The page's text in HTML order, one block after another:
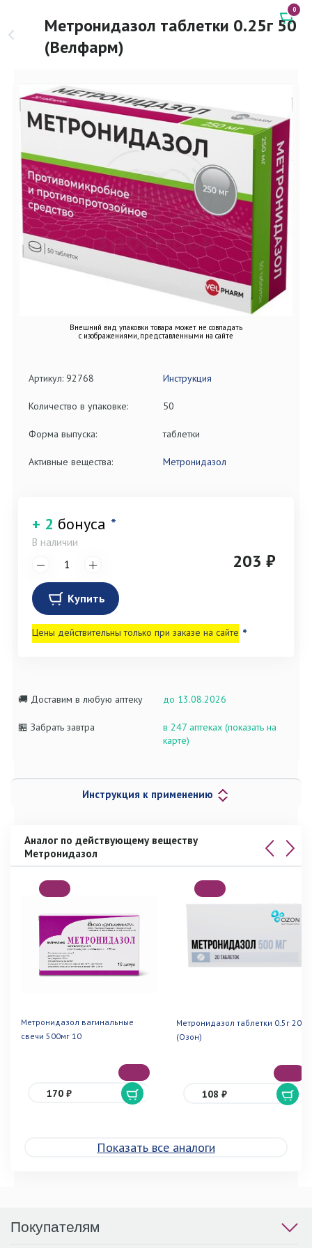
Метронидазол таблетки 0.25г 50
(Велфарм)
0
Внешний вид упаковки товара может не совпадать
с изображениями, представленными на сайте
Артикул: 92768 Инструкция
Количество в упаковке: 50
Форма выпуска: таблетки
Активные вещества: Метронидазол
+ 2 бонуса *
В наличии
203 ₽
Купить
Цены действительны только при заказе на сайте *
🚚 Доставим в любую аптеку до 13.08.2026
🏪 Забрать завтра
в 247 аптеках (показать на
карте)
Инструкция к применению
Аналог по действующему веществу
Метронидазол
Метронидазол вагинальные
свечи 500мг 10
170 ₽
Метронидазол таблетки 0.5г 20
(Озон)
108 ₽
Показать все аналоги
Покупателям